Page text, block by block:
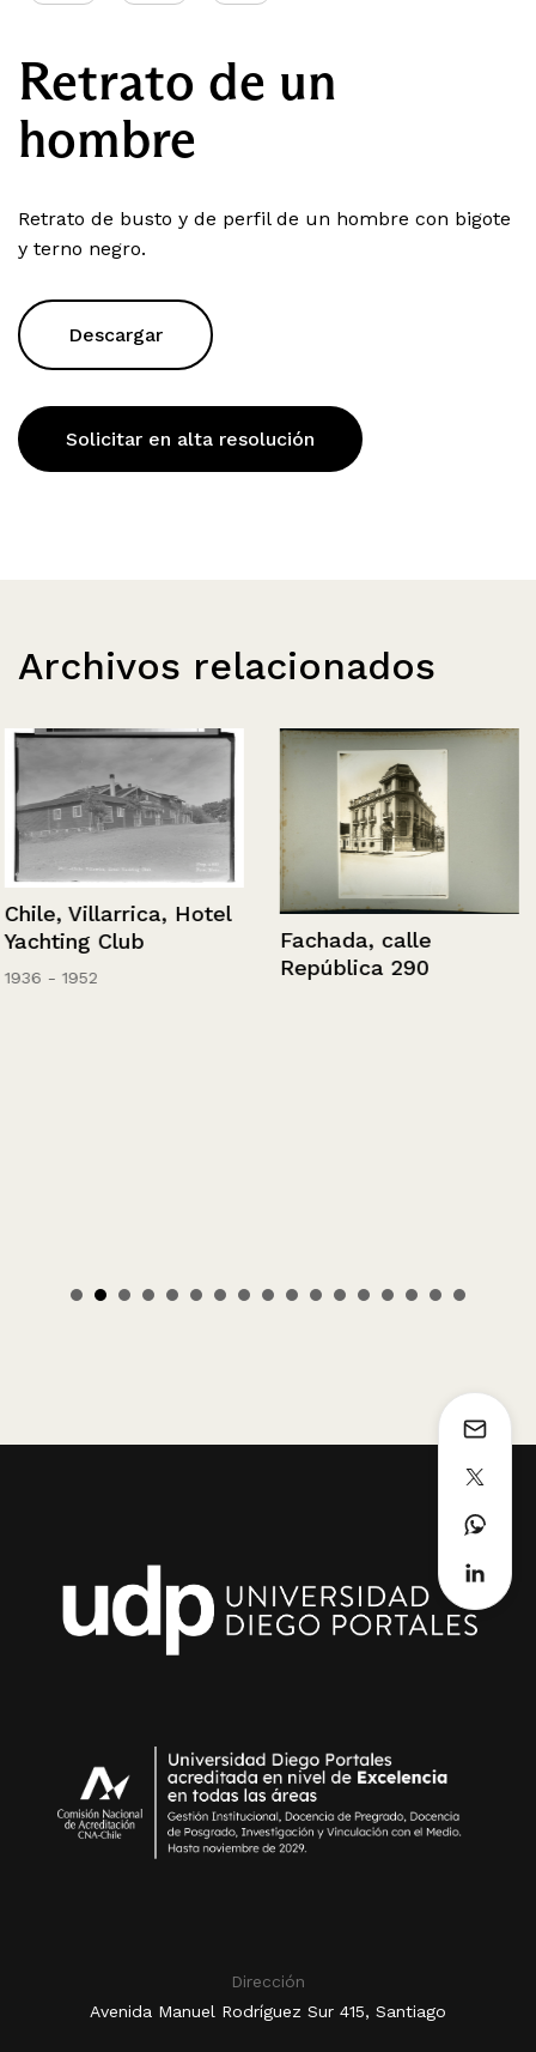
Retrato de un
hombre
Retrato de busto y de perfil de un hombre con bigote
y terno negro.
Descargar
Solicitar en alta resolución
Archivos relacionados
Chile, Villarrica, Hotel
Yachting Club
1936 - 1952
Fachada, calle
República 290
Dirección
Avenida Manuel Rodríguez Sur 415, Santiago